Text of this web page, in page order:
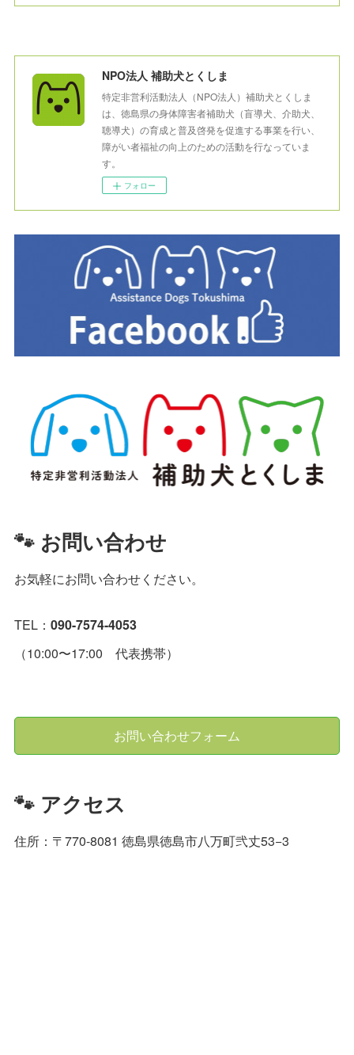
NPO法人 補助犬とくしま
特定非営利活動法人（NPO法人）補助犬とくしま
は、徳島県の身体障害者補助犬（盲導犬、介助犬、
聴導犬）の育成と普及啓発を促進する事業を行い、
障がい者福祉の向上のための活動を行なっていま
す。
フォロー
🐾 お問い合わせ
お気軽にお問い合わせください。
TEL：090-7574-4053
（10:00〜17:00 代表携帯）
お問い合わせフォーム
🐾 アクセス
住所：〒770-8081 徳島県徳島市八万町弐丈53−3